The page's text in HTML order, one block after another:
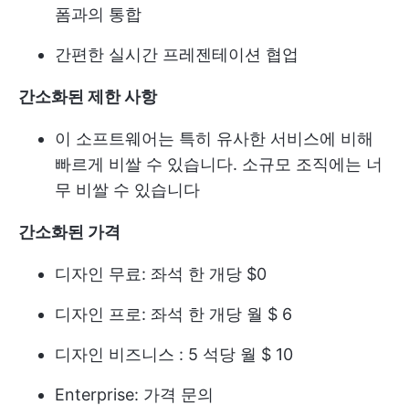
폼과의 통합
간편한 실시간 프레젠테이션 협업
간소화된 제한 사항
이 소프트웨어는 특히 유사한 서비스에 비해
빠르게 비쌀 수 있습니다. 소규모 조직에는 너
무 비쌀 수 있습니다
간소화된 가격
디자인 무료: 좌석 한 개당 $0
디자인 프로: 좌석 한 개당 월 $ 6
디자인 비즈니스 : 5 석당 월 $ 10
Enterprise: 가격 문의